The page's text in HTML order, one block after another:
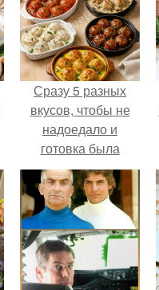
Сразу 5 разных
вкусов, чтобы не
надоедало и
готовка была
проще.